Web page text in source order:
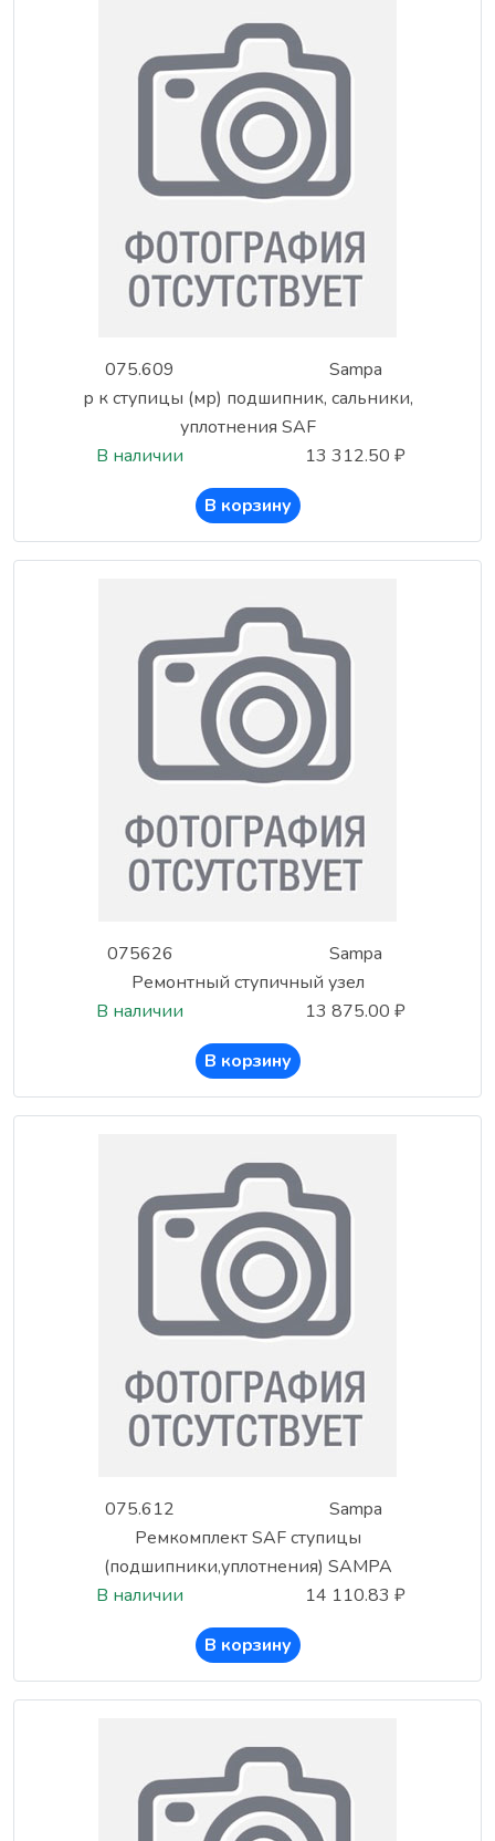
075.609
Sampa
р к ступицы (мр) подшипник, сальники,
уплотнения SAF
В наличии
13 312.50 ₽
В корзину
075626
Sampa
Ремонтный ступичный узел
В наличии
13 875.00 ₽
В корзину
075.612
Sampa
Ремкомплект SAF ступицы
(подшипники,уплотнения) SAMPA
В наличии
14 110.83 ₽
В корзину